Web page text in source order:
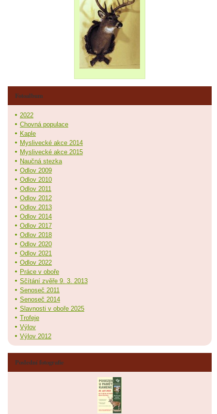
Fotoalbum
2022
Chovná populace
Kaple
Myslivecké akce 2014
Myslivecké akce 2015
Naučná stezka
Odlov 2009
Odlov 2010
Odlov 2011
Odlov 2012
Odlov 2013
Odlov 2014
Odlov 2017
Odlov 2018
Odlov 2020
Odlov 2021
Odlov 2022
Práce v oboře
Sčítání zvěře 9. 3. 2013
Senoseč 2011
Senoseč 2014
Slavnosti v oboře 2025
Trofeje
Výlov
Výlov 2012
Poslední fotografie